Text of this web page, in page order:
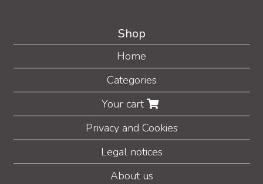
Shop
Home
Categories
Your cart
Privacy and Cookies
Legal notices
About us